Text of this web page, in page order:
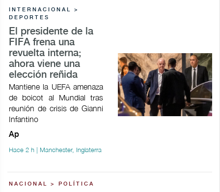
INTERNACIONAL >
DEPORTES
El presidente de la
FIFA frena una
revuelta interna;
ahora viene una
elección reñida
Mantiene la UEFA amenaza
de boicot al Mundial tras
reunión de crisis de Gianni
Infantino
Ap
Hace 2 h | Manchester, Inglaterra
NACIONAL > POLÍTICA